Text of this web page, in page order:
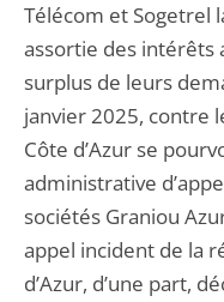
Télécom et Sogetrel
assortie des intérêts
surplus de leurs
janvier 2025, contre
Côte d’Azur se
administrative
sociétés Graniou
appel incident de la
d’Azur, d’une part,